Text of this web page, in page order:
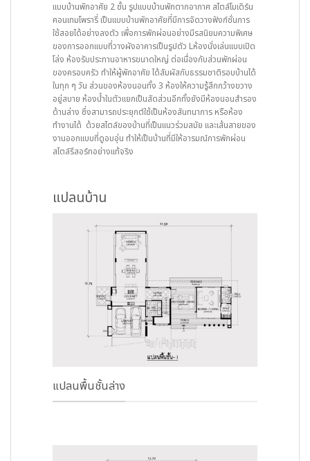
แบบบ้านพักอาศัย 2 ชั้น รูปแบบบ้านพักตากอากาศ สไตล์โมเดิร์น
คอนเทมโพรารี่ เป็นแบบบ้านพักอาศัยที่มีการจัดวางฟังก์ชั่นการ
ใช้สอยได้อย่างลงตัว เพื่อการพักผ่อนอย่างมีรสนิยมความพิเศษ
ของการออกแบบที่วางผังอาคารเป็นรูปตัว Lห้องนั่งเล่นแบบเปิด
โล่ง ห้องรับประทานอาหารขนาดใหญ่ ต่อเนื่องกับส่วนพักผ่อน
ของครอบครัว ทำให้ผู้พักอาศัย ได้สัมผัสกับธรรมชาติรอบบ้านได้
ในทุก ๆ วัน ส่วนของห้องนอนทั้ง 3 ห้องให้ความรู้สึกกว้างขวาง
อยู่สบาย ห้องน้ำในตัวแยกเป็นสัดส่วนอีกทั้งยังมีห้องนอนสำรอง
ด้านล่าง ซึ่งสามารถประยุกต์ใช้เป็นห้องสันทนาการ หรือห้อง
ทำงานได้ ด้วยสไตล์ของบ้านที่เป็นแนวร่วมสมัย และเส้นสายของ
งานออกแบบที่ดูอบอุ่น ทำให้เป็นบ้านที่มีให้อารมณ์การพักผ่อน
สไตล์รีสอร์ทอย่างแท้จริง
แปลนบ้าน
แปลนพื้นชั้นล่าง